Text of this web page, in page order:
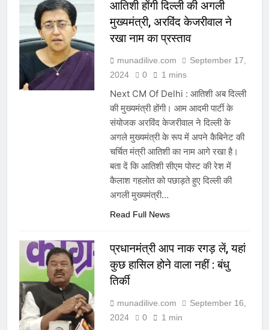
आतिशी होंगी दिल्ली की अगली
मुख्यमंत्री, अरविंद केजरीवाल ने
रखा नाम का प्रस्ताव
munadilive.com
September 17,
2024
0 1 mins
Next CM Of Delhi : आतिशी अब दिल्ली
की मुख्यमंत्री होंगी। आम आदमी पार्टी के
संयोजक अरविंद केजरीवाल ने दिल्ली के
अगले मुख्यमंत्री के रूप में अपने कैबिनेट की
चर्चित मंत्री आतिशी का नाम आगे रखा है।
बता दें कि आतिशी सीएम पोस्ट की रेश में
कैलाश गहलोत को पछाड़ते हुए दिल्ली की
अगली मुख्यमंत्री…
Read Full News
प्रधानमंत्री आप नाक रगड़ लें, यहां
कुछ हासिल होने वाला नहीं : बंधु
तिर्की
munadilive.com
September 16,
2024
0 1 min